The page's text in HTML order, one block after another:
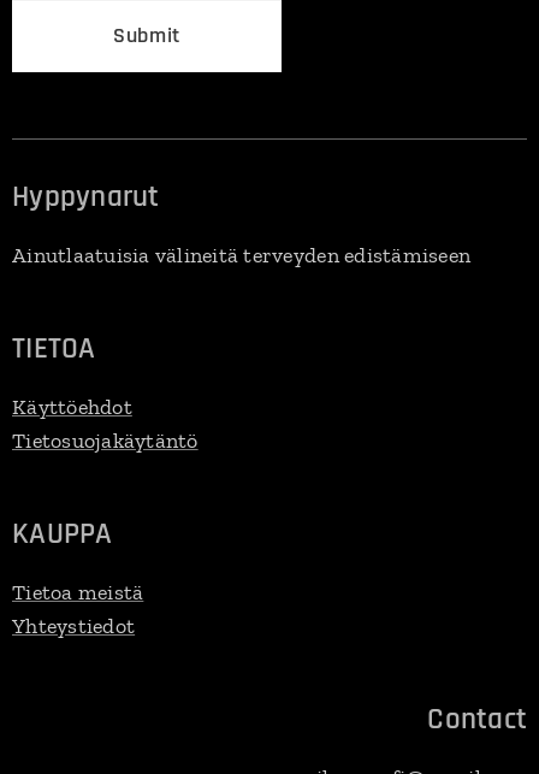
Submit
Hyppynarut
Ainutlaatuisia välineitä terveyden edistämiseen
TIETOA
Käyttöehdot
Tietosuojakäytäntö
KAUPPA
Tietoa meistä
Yhteystiedot
Contact